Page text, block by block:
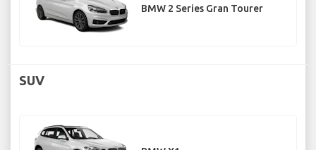
BMW 2 Series Gran Tourer
SUV